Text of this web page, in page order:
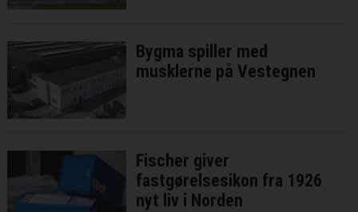
Bygma spiller med
musklerne på Vestegnen
Fischer giver
fastgørelsesikon fra 1926
nyt liv i Norden